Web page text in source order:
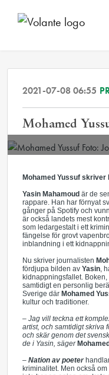
2021-07-08 06:55
Mohamed
Mohamed Yussuf skriver
Yasin Mahamoud är de
rappare. Han har förnyat
gånger på Spotify och
är också landets mest
som ledargestalt i ett
fängelse för grovt
inblandning i ett
Nu skriver journalisten
fördjupa bilden av Yasin,
kidnappningsfallet. Boken,
samtidigt en personlig
Sverige där Mohamed
kultur och traditioner.
– Jag vill teckna ett
artist, och samtidigt skriva
och skär genom det
de i Yasin, säger
– Nation av poeter
kriminalitet. Men också